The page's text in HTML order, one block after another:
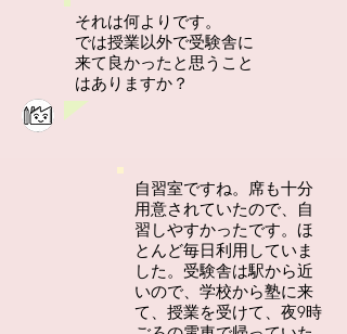
それは何よりです。
では授業以外で受験舎に
来て良かったと思うこと
はありますか？
自習室ですね。席も十分
用意されていたので、自
習しやすかったです。ほ
とんど毎日利用していま
した。受験舎は駅から近
いので、学校から塾に来
て、授業を受けて、夜9時